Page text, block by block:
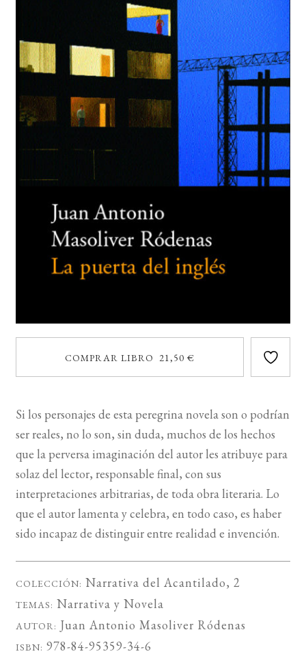
BUSCAR
LISTA DE LIBROS
COMPRAR LIBRO 21,50 €
Si los personajes de esta peregrina novela son o podrían
ser reales, no lo son, sin duda, muchos de los hechos
que la perversa imaginación del autor les atribuye para
solaz del lector, responsable final, con sus
interpretaciones arbitrarias, de toda obra literaria. Lo
que el autor lamenta y celebra, en todo caso, es haber
sido incapaz de distinguir entre realidad e invención.
COLECCIÓN: Narrativa del Acantilado, 2
TEMAS: Narrativa y Novela
AUTOR: Juan Antonio Masoliver Ródenas
ISBN: 978-84-95359-34-6